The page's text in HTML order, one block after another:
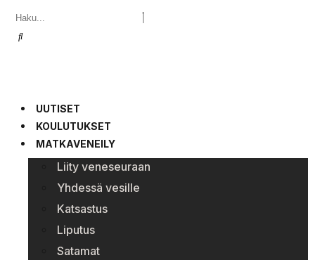
UUTISET
KOULUTUKSET
MATKAVENEILY
Liity veneseuraan
Yhdessä vesille
Katsastus
Liputus
Satamat